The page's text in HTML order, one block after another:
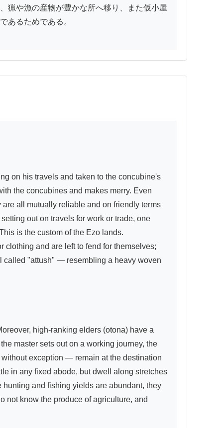
猟や漁の産物が豊かな所へ移り、また仮小屋
あるためである。
on his travels and taken to the concubine's
the concubines and makes merry. Even
all mutually reliable and on friendly terms
out on travels for work or trade, one
is the custom of the Ezo lands.
clothing and are left to fend for themselves;
called "attush" — resembling a heavy woven
high-ranking elders (otona) have a
master sets out on a working journey, the
exception — remain at the destination
in any fixed abode, but dwell along stretches
and fishing yields are abundant, they
not know the produce of agriculture, and